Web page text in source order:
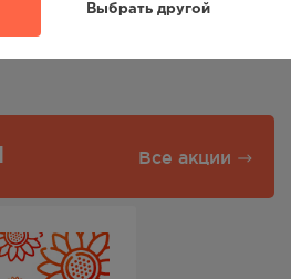
Выбрать другой
Все акции